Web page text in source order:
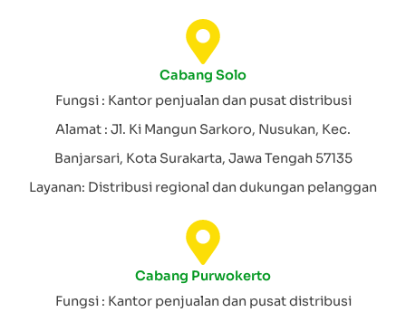
Cabang Solo
Fungsi : Kantor penjualan dan pusat distribusi
Alamat : Jl. Ki Mangun Sarkoro, Nusukan, Kec.
Banjarsari, Kota Surakarta, Jawa Tengah 57135
Layanan: Distribusi regional dan dukungan pelanggan
Cabang Purwokerto
Fungsi : Kantor penjualan dan pusat distribusi